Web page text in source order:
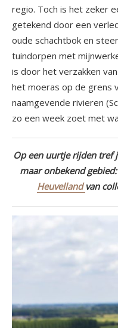
regio. Toch is het zeker
getekend door een
oude schachtbok en
tuindorpen met
is door het verzakken
het moeras op de grens
naamgevende rivieren
zo een week zoet met
Op een uurtje rijden tref
maar onbekend
Heuvellandvan